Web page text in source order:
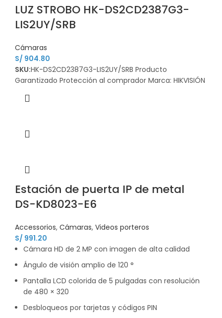
LUZ STROBO HK-DS2CD2387G3-
LIS2UY/SRB
Cámaras
S/ 904.80
SKU:HK-DS2CD2387G3-LIS2UY/SRB Producto
Garantizado Protección al comprador Marca: HIKVISIÓN
Estación de puerta IP de metal
DS-KD8023-E6
Accessorios, Cámaras, Videos porteros
S/ 991.20
Cámara HD de 2 MP con imagen de alta calidad
Ángulo de visión amplio de 120 °
Pantalla LCD colorida de 5 pulgadas con resolución
de 480 × 320
Desbloqueos por tarjetas y códigos PIN